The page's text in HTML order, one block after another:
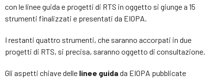
con le linee guida e progetti di RTS in oggetto si giunge a 15
strumenti finalizzati e presentati da EIOPA.
I restanti quattro strumenti, che saranno accorpati in due
progetti di RTS, si precisa, saranno oggetto di consultazione.
Gli aspetti chiave delle linee guidada EIOPA pubblicate